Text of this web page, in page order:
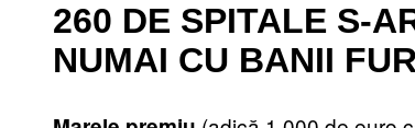
260 DE SPITALE S-
NUMAI CU BANII